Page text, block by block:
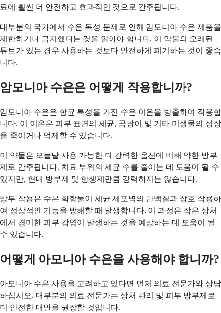
료에 훨씬 더 안전하고 효과적인 것으로 간주됩니다.
대부분의 국가에서 수은 독성 문제로 인해 암모니아 수은 제품을
제한하거나 금지했다는 것을 알아야 합니다. 이 약물의 오래된
튜브가 있는 경우 사용하는 것보다 안전하게 폐기하는 것이 좋습
니다.
암모니아 수은은 어떻게 작용합니까?
암모니아 수은은 항균 특성을 가진 수은 이온을 방출하여 작용합
니다. 이 이온은 피부 표면의 세균, 곰팡이 및 기타 미생물의 성장
을 죽이거나 억제할 수 있습니다.
이 약물은 오늘날 사용 가능한 더 강력한 옵션에 비해 약한 방부
제로 간주됩니다. 치료 부위의 세균 수를 줄이는 데 도움이 될 수
있지만, 현대 방부제 및 항생제만큼 강력하지는 않습니다.
방부 작용은 수은 화합물이 세균 세포벽의 단백질과 상호 작용하
여 정상적인 기능을 방해할 때 발생합니다. 이 과정은 작은 상처
에서 경미한 피부 감염이 발생하는 것을 예방하는 데 도움이 될
수 있습니다.
어떻게 아모니아 수은을 사용해야 합니까?
아모니아 수은 사용을 고려하고 있다면 먼저 의료 전문가와 상담
하십시오. 대부분의 의료 전문가는 상처 관리 및 피부 방부제로
더 안전한 대안을 권장할 것입니다.